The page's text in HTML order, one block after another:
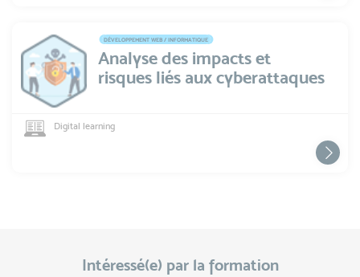
DÉVELOPPEMENT WEB / INFORMATIQUE
Analyse des impacts et
risques liés aux cyberattaques
Digital learning
Intéressé(e) par la formation